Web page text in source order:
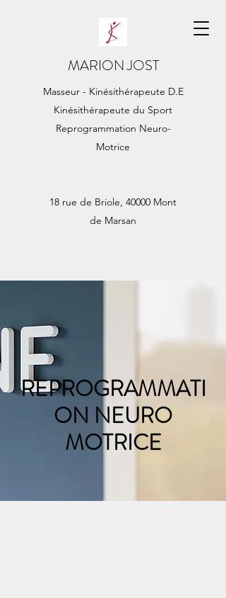
MARION JOST
Masseur - Kinésithérapeute D.E
Kinésithérapeute du Sport
Reprogrammation Neuro-
Motrice
18 rue de Briole, 40000 Mont
de Marsan
REPROGRAMMATI
ON NEURO
MOTRICE